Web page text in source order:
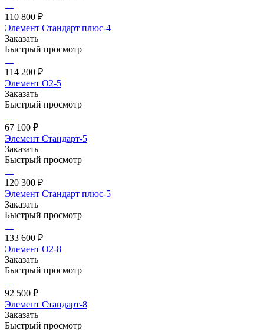
110 800 ₽
Элемент Стандарт плюс-4
Заказать
Быстрый просмотр
114 200 ₽
Элемент О2-5
Заказать
Быстрый просмотр
67 100 ₽
Элемент Стандарт-5
Заказать
Быстрый просмотр
120 300 ₽
Элемент Стандарт плюс-5
Заказать
Быстрый просмотр
133 600 ₽
Элемент О2-8
Заказать
Быстрый просмотр
92 500 ₽
Элемент Стандарт-8
Заказать
Быстрый просмотр